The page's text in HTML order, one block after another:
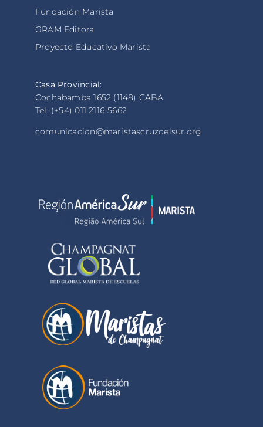
Fundación Marista
GRAM Editora
Proyecto Educativo Marista
Casa Provincial:
Cochabamba 1652 (1148) CABA
Tel: (+54) 011 2116-5662
comunicacion@maristascruzdelsur.org